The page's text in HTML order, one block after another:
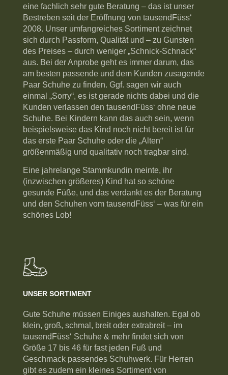
eine fachlich sehr gute Beratung – das ist unser
Bestreben seit der Eröffnung von tausendFüss‘
2008. Unser umfangreiches Sortiment zeichnet
sich durch Passform, Qualität und – zu Gunsten
des Preises – durch weniger „Schnick-Schnack“
aus. Bei der Anprobe geht es immer darum, das
am besten passende und dem Kunden zusagende
Paar Schuhe zu finden. Ggf. sagen wir auch
einmal „Sorry“, es ist gerade nichts dabei und die
Kunden verlassen den tausendFüss‘ ohne neue
Schuhe. Bei Kindern kann das auch sein, wenn
beispielsweise das Kind noch nicht bereit ist für
das erste Paar Schuhe oder die „Alten“
größenmäßig und qualitativ noch tragbar sind.
Eine jahrelange Stammkundin meinte, ihr
(inzwischen größeres) Kind hat so schöne
gesunde Füße, und das verdankt es der Beratung
und den Schuhen vom tausendFüss‘ – was für ein
schönes Lob!
UNSER SORTIMENT
Gute Schuhe müssen Einiges aushalten. Egal ob
klein, groß, schmal, breit oder extrabreit – im
tausendFüss‘ Schuhe & mehr findet sich von
Größe 17 bis 46 für fast jeden Fuß und
Geschmack passendes Schuhwerk. Für Herren
gibt es zudem ein kleines Sortiment von